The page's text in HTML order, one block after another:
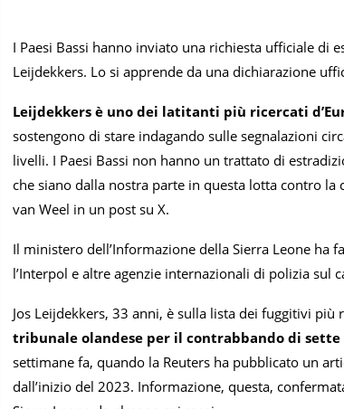
I Paesi Bassi hanno inviato una richiesta ufficiale di
Leijdekkers. Lo si apprende da una dichiarazione
Leijdekkers è uno dei latitanti più ricercati
sostengono di stare indagando sulle segnalazioni
livelli. I Paesi Bassi non hanno un trattato di
che siano dalla nostra parte in questa lotta contro
van Weel in un post su X.
Il ministero dell’Informazione della Sierra Leone ha
l’Interpol e altre agenzie internazionali di polizia sul
Jos Leijdekkers, 33 anni, è sulla lista dei fuggitivi
tribunale olandese per il contrabbando di
settimane fa, quando la Reuters ha pubblicato un
dall’inizio del 2023. Informazione, questa,